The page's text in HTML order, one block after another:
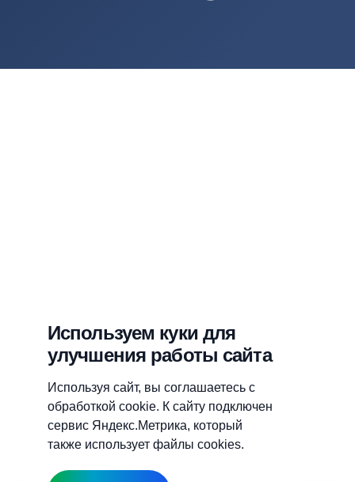
Используем куки для
улучшения работы сайта
Используя сайт, вы соглашаетесь с
обработкой cookie. К сайту подключен
сервис Яндекс.Метрика, который
также использует файлы cookies.